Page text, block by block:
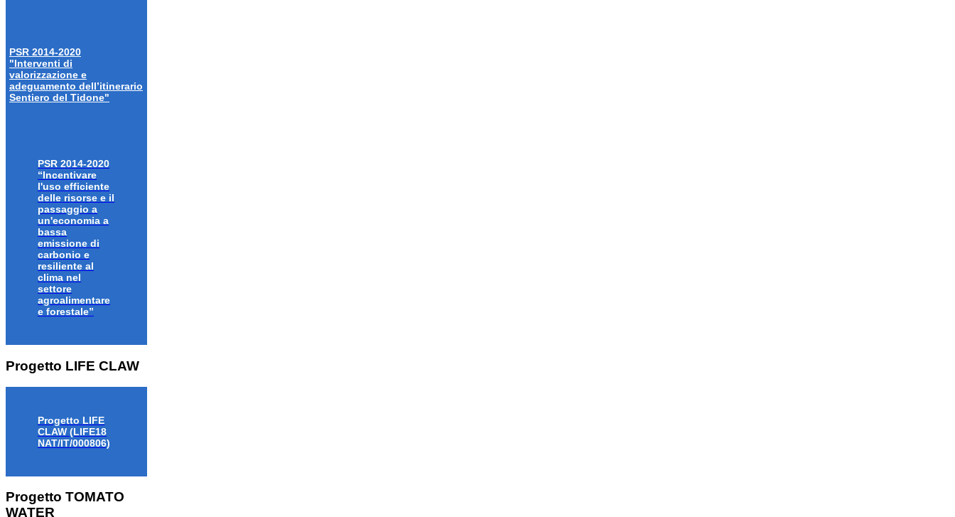
PSR 2014-2020
"Interventi di
valorizzazione e
adeguamento dell’itinerario
Sentiero del Tidone"
PSR 2014-2020
“Incentivare
l'uso efficiente
delle risorse e il
passaggio a
un'economia a
bassa
emissione di
carbonio e
resiliente al
clima nel
settore
agroalimentare
e forestale”
Progetto LIFE CLAW
Progetto LIFE
CLAW (LIFE18
NAT/IT/000806)
Progetto TOMATO
WATER